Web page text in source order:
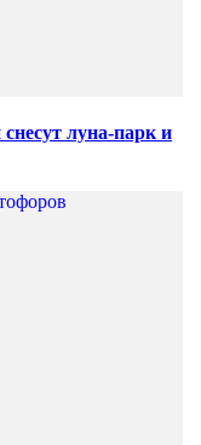
луна-парк и